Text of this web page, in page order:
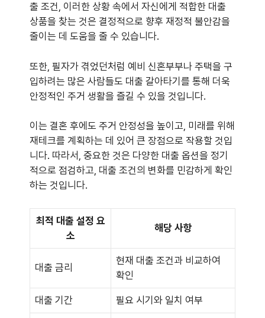
출 조건, 이러한 상황 속에서 자신에게 적합한 대출
상품을 찾는 것은 결정적으로 향후 재정적 불안감을
줄이는 데 도움을 줄 수 있습니다.
또한, 필자가 겪었던처럼 예비 신혼부부나 주택을 구
입하려는 많은 사람들도 대출 갈아타기를 통해 더욱
안정적인 주거 생활을 즐길 수 있을 것입니다.
이는 결혼 후에도 주거 안정성을 높이고, 미래를 위해
재테크를 계획하는 데 있어 큰 장점으로 작용할 것입
니다. 따라서, 중요한 것은 다양한 대출 옵션을 정기
적으로 점검하고, 대출 조건의 변화를 민감하게 확인
하는 것입니다.
최적 대출 설정 요
소
해당 사항
대출 금리
현재 대출 조건과 비교하여
확인
대출 기간 필요 시기와 일치 여부